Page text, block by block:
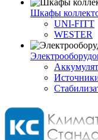
Шкафы
UNI-FITT
WESTER